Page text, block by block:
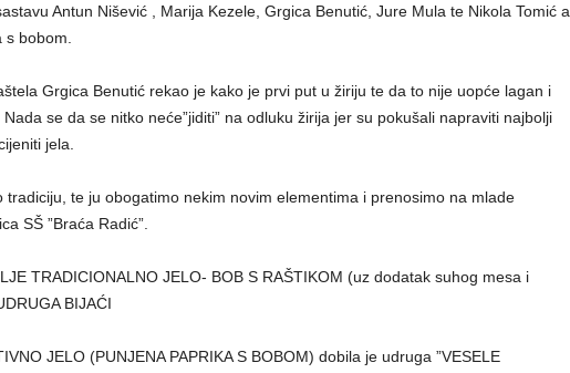
Antun Nišević , Marija Kezele, Grgica Benutić, Jure Mula te Nikola Tomić a
bobom.
Grgica Benutić rekao je kako je prvi put u žiriju te da to nije uopće lagan i
se da se nitko neće”jiditi” na odluku žirija jer su pokušali napraviti najbolji
jela.
tradiciju, te ju obogatimo nekim novim elementima i prenosimo na mlade
SŠ ”Braća Radić”.
TRADICIONALNO JELO- BOB S RAŠTIKOM (uz dodatak suhog mesa i
BIJAĆI
JELO (PUNJENA PAPRIKA S BOBOM) dobila je udruga ”VESELE